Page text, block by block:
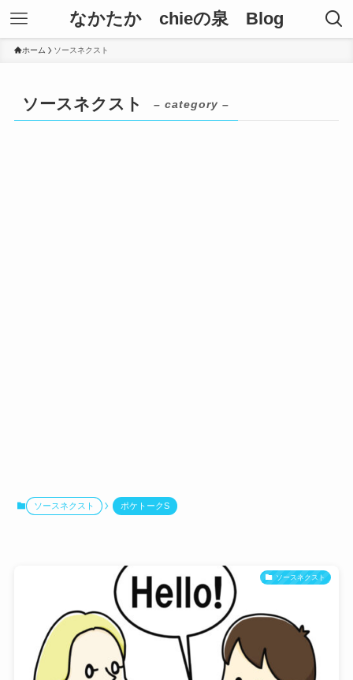
なかたか chieの泉 Blog
ホーム ソースネクスト
ソースネクスト – category –
ソースネクスト ポケトークS
ソースネクスト